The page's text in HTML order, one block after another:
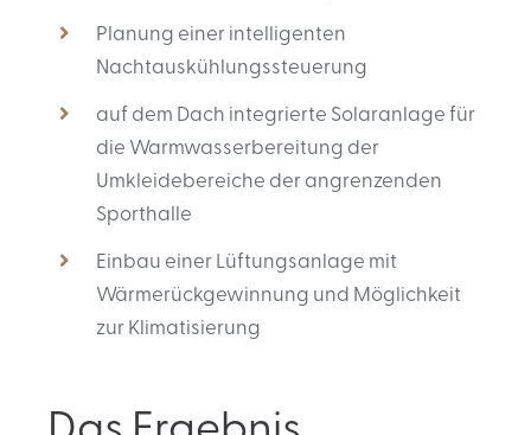
Planung einer intelligenten
Nachtauskühlungssteuerung
auf dem Dach integrierte Solaranlage für
die Warmwasserbereitung der
Umkleidebereiche der angrenzenden
Sporthalle
Einbau einer Lüftungsanlage mit
Wärmerückgewinnung und Möglichkeit
zur Klimatisierung